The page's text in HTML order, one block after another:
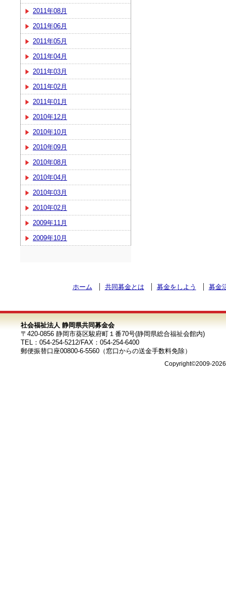
2011年08月
2011年06月
2011年05月
2011年04月
2011年03月
2011年02月
2011年01月
2010年12月
2010年10月
2010年09月
2010年08月
2010年04月
2010年03月
2010年02月
2009年11月
2009年10月
ホーム 共同募金とは 募金をしよう 募金
社会福祉法人 静岡県共同募金会
〒420-0856 静岡市葵区駿府町１番70号(静岡県総合福祉会館内)
TEL：054-254-5212/FAX：054-254-6400
郵便振替口座00800-6-5560（窓口からの送金手数料免除）
Copyright©2009-